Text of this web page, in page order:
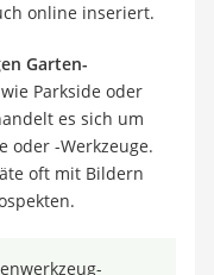
online inseriert.
Garten-
Parkside oder
es sich um
oder -Werkzeuge.
oft mit Bildern